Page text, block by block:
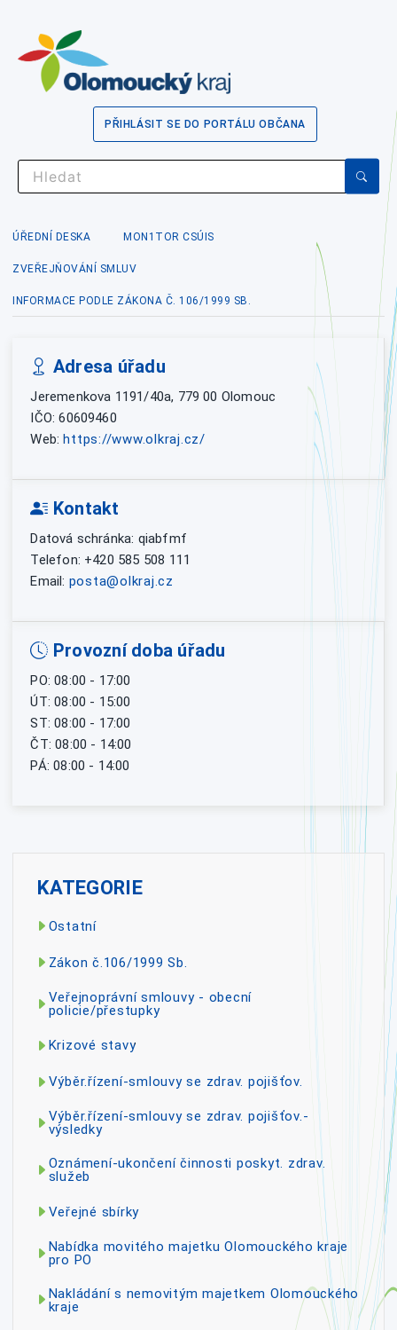
PŘIHLÁSIT SE DO PORTÁLU OBČANA
ÚŘEDNÍ DESKA MON1TOR CSÚIS
ZVEŘEJŇOVÁNÍ SMLUV
INFORMACE PODLE ZÁKONA Č. 106/1999 SB.
Adresa úřadu
Jeremenkova 1191/40a, 779 00 Olomouc
IČO: 60609460
Web: https://www.olkraj.cz/
Kontakt
Datová schránka: qiabfmf
Telefon: +420 585 508 111
Email: posta@olkraj.cz
Provozní doba úřadu
PO: 08:00 - 17:00
ÚT: 08:00 - 15:00
ST: 08:00 - 17:00
ČT: 08:00 - 14:00
PÁ: 08:00 - 14:00
KATEGORIE
Ostatní
Zákon č.106/1999 Sb.
Veřejnoprávní smlouvy - obecní
policie/přestupky
Krizové stavy
Výběr.řízení-smlouvy se zdrav. pojišťov.
Výběr.řízení-smlouvy se zdrav. pojišťov.-
výsledky
Oznámení-ukončení činnosti poskyt. zdrav.
služeb
Veřejné sbírky
Nabídka movitého majetku Olomouckého kraje
pro PO
Nakládání s nemovitým majetkem Olomouckého
kraje